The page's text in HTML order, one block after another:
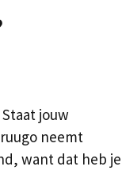
jouw
neemt
want dat heb je